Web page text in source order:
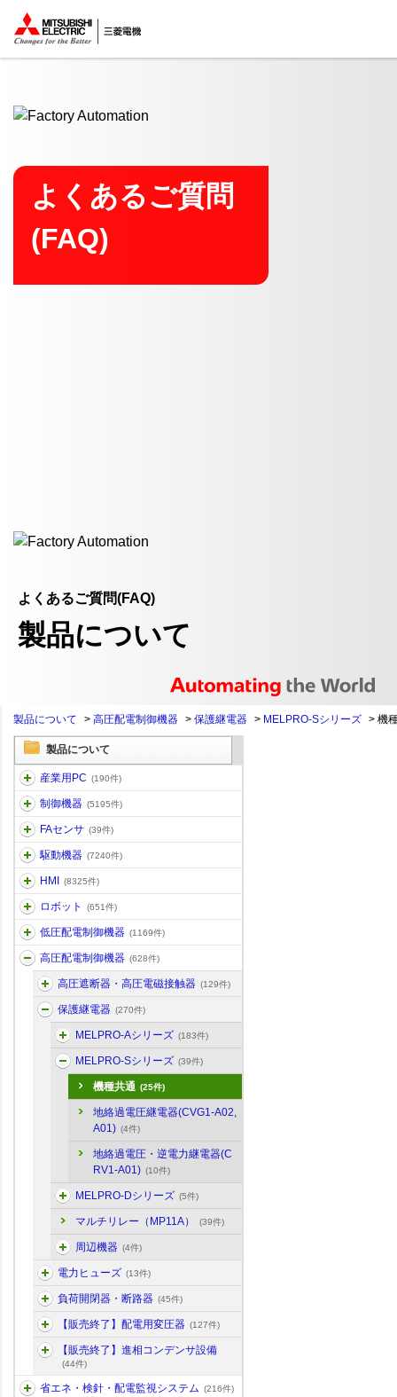
ここから本文
よくあるご質問
(FAQ)
よくあるご質問(FAQ)
製品について
製品について > 高圧配電制御機器 > 保護継電器 > MELPRO-Sシリーズ > 機
製品について
産業用PC (190件)
制御機器 (5195件)
FAセンサ (39件)
駆動機器 (7240件)
HMI (8325件)
ロボット (651件)
低圧配電制御機器 (1169件)
高圧配電制御機器 (628件)
高圧遮断器・高圧電磁接触器 (129件)
保護継電器 (270件)
MELPRO-Aシリーズ (183件)
MELPRO-Sシリーズ (39件)
機種共通 (25件)
地絡過電圧継電器(CVG1-A02,
A01) (4件)
地絡過電圧・逆電力継電器(C
RV1-A01) (10件)
MELPRO-Dシリーズ (5件)
マルチリレー（MP11A） (39件)
周辺機器 (4件)
電力ヒューズ (13件)
負荷開閉器・断路器 (45件)
【販売終了】配電用変圧器 (127件)
【販売終了】進相コンデンサ設備
(44件)
省エネ・検針・配電監視システム (216件)